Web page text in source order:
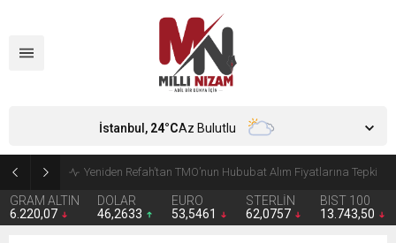
CHP’de Günaydın ve Başarır’ın grup başkanvekilliği düştü
GRAM ALTIN
6.220,07
DOLAR
46,2633
EURO
53,5461
STERLİN
62,0757
BIST 100
13.743,50
İstanbul, 24°CAz Bulutlu